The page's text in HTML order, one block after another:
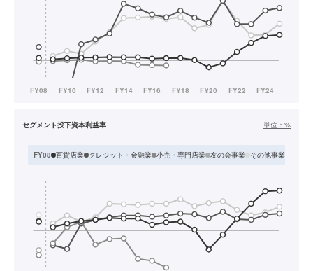
セグメント投下資本利益率 単位： %
FY08 百貨店業 クレジット・金融業 小売・専門店業 友の会事業 その他事業